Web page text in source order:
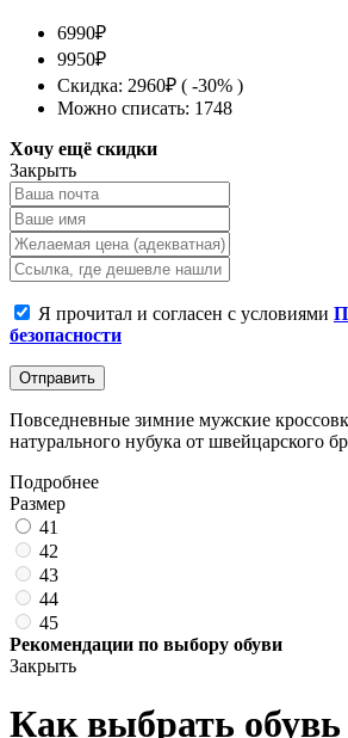
6990₽
9950₽
Скидка: 2960₽ ( -30% )
Можно списать: 1748
Хочу ещё скидки
Закрыть
Я прочитал и согласен с условиями
безопасности
Отправить
Повседневные зимние мужские
натурального нубука от швейцарского
Подробнее
Размер
41
42
43
44
45
Рекомендации по выбору обуви
Закрыть
Как выбрать обувь